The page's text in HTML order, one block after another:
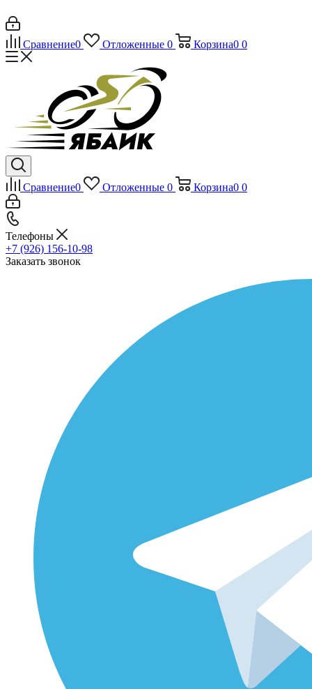
Сравнение0 Отложенные 0 Корзина0 0
Сравнение0 Отложенные 0 Корзина0 0
Телефоны
+7 (926) 156-10-98
Заказать звонок